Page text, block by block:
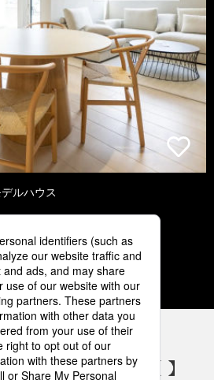
ルハウス
3 4 5
電気設備 SNSアカウント